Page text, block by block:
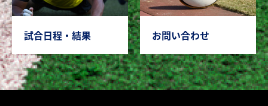
試合日程・結果 お問い合わせ